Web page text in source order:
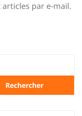
par e-mail.
Rechercher